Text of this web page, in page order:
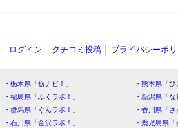
ログイン クチコミ投稿 プライバシーポ
・栃木県「栃ナビ！」
・熊本県「
・福島県「ふくラボ！」
・新潟県「
・群馬県「ぐんラボ！」
・香川県「
・石川県「金沢ラボ！」
・鹿児島県